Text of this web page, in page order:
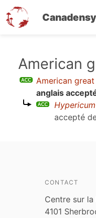
contenu
American
American
anglais
accepté
CONTACT
Centre sur
4101